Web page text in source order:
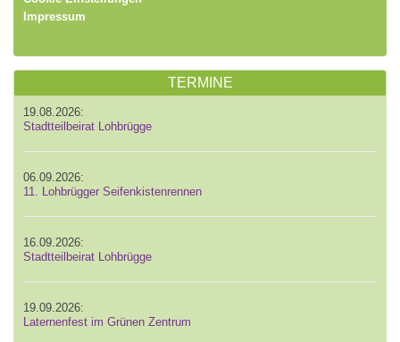
Impressum
TERMINE
19.08.2026:
Stadtteilbeirat Lohbrügge
06.09.2026:
11. Lohbrügger Seifenkistenrennen
16.09.2026:
Stadtteilbeirat Lohbrügge
19.09.2026:
Laternenfest im Grünen Zentrum